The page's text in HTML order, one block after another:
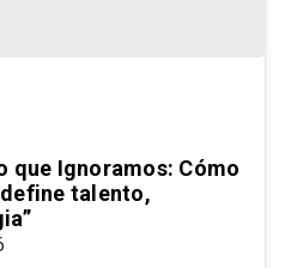
que Ignoramos: Cómo
talento,